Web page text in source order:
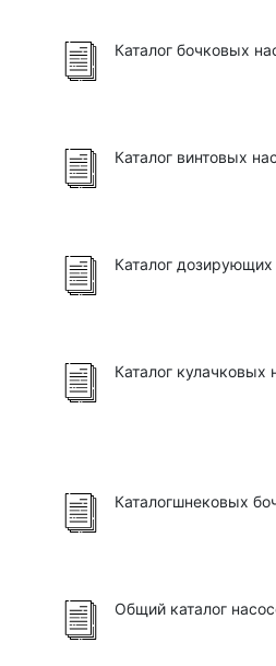
Каталог бочковых
Каталог винтовых
Каталог
Каталог кулачковых
Каталогшнековых
Общий каталог